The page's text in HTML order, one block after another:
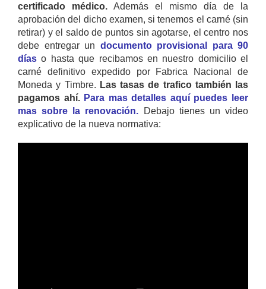
certificado médico. Además el mismo día de la
aprobación del dicho examen, si tenemos el carné (sin
retirar) y el saldo de puntos sin agotarse, el centro nos
debe entregar un documento provisional para 90
días o hasta que recibamos en nuestro domicilio el
carné definitivo expedido por Fabrica Nacional de
Moneda y Timbre. Las tasas de trafico también las
pagamos ahí. Para mas detalles aquí puedes leer
mas sobre la renovación. Debajo tienes un video
explicativo de la nueva normativa: